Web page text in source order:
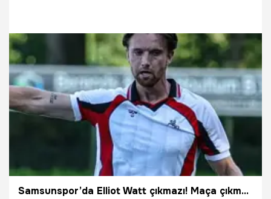
5.08.2026 Samsun
Samsunspor’da Elliot Watt çıkmazı! Maça çıkmadan ceza geldi, düğmeye basıldı